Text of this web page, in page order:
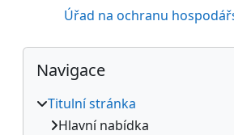
Úřad na ochranu
Bloky
Přeskočit: Navigace
Navigace
Titulní stránka
Hlavní nabídka